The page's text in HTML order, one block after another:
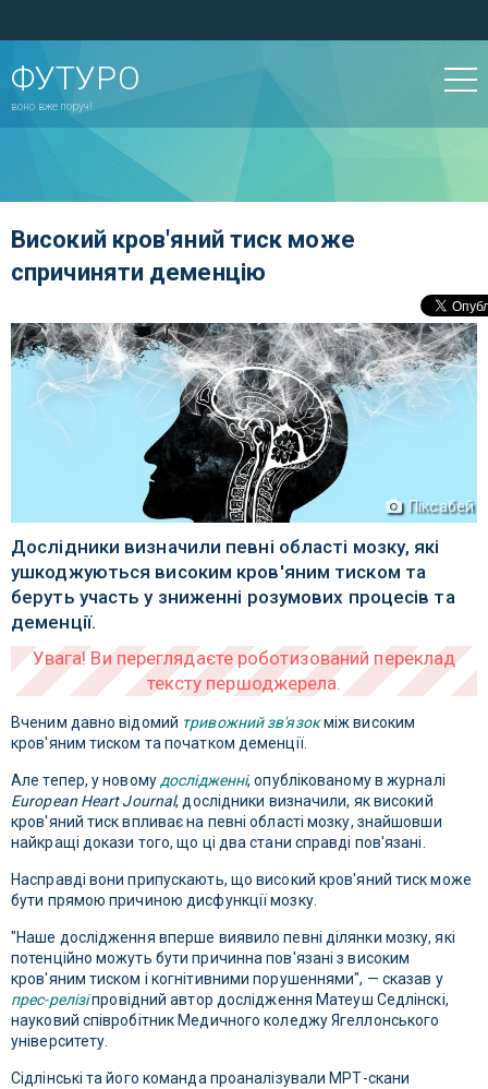
ФУТУРО
воно вже поруч!
Високий кров'яний тиск може
спричиняти деменцію
Піксабей
Дослідники визначили певні області мозку, які
ушкоджуються високим кров'яним тиском та
беруть участь у зниженні розумових процесів та
деменції.
Вченим давно відомий тривожний зв'язокміж високим
кров'яним тиском та початком деменції.
Але тепер, у новомудослідженні, опублікованому в журналі
European Heart Journal, дослідники визначили, як високий
кров'яний тиск впливає на певні області мозку, знайшовши
найкращі докази того, що ці два стани справді пов'язані.
Насправді вони припускають, що високий кров'яний тиск може
бути прямою причиною дисфункції мозку.
"Наше дослідження вперше виявило певні ділянки мозку, які
потенційно можуть бути причинна пов'язані з високим
кров'яним тиском і когнітивними порушеннями", — сказав у
прес-релізіпровідний автор дослідження Матеуш Седлінскі,
науковий співробітник Медичного коледжу Ягеллонського
університету.
Сідлінські та його команда проаналізували МРТ-скани